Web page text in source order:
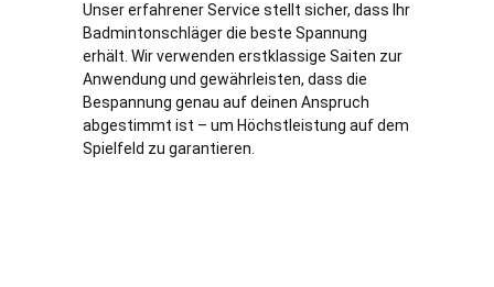
Unser erfahrener Service stellt sicher, dass Ihr
Badmintonschläger die beste Spannung
erhält. Wir verwenden erstklassige Saiten zur
Anwendung und gewährleisten, dass die
Bespannung genau auf deinen Anspruch
abgestimmt ist – um Höchstleistung auf dem
Spielfeld zu garantieren.